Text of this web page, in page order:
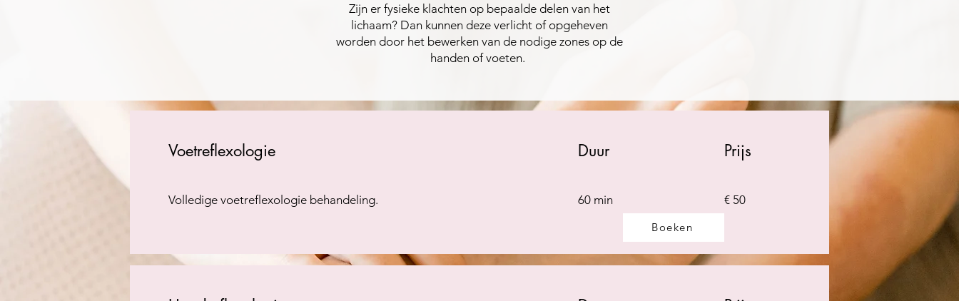
Zijn er fysieke klachten op bepaalde delen van het
lichaam? Dan kunnen deze verlicht of opgeheven
worden door het bewerken van de nodige zones op de
handen of voeten.
Voetreflexologie
Volledige voetreflexologie behandeling.
Duur
60 min
Prijs
€ 50
Boeken